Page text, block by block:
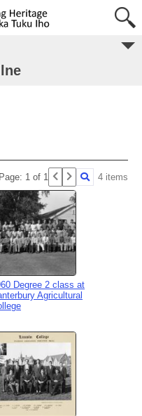
Page: 1 of 1 4 items
Degree 2 class at
Agricultural